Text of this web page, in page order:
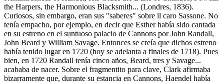
the Harpers, the Harmonious Blacksmith... (Londres, 1836).
Curiosos, sin embargo, eran sus "saberes" sobre il caro Sassone. No
tenía empacho, por ejemplo, en decir que Esther había sido cantada
en su estreno en el suntuoso palacio de Cannons por John Randall,
John Beard y William Savage. Entonces se creía que dichos estreno
había tenido lugar en 1720 (hoy se adelanta a finales de 1718). Pues
bien, en 1720 Randall tenía cinco años, Beard, tres y Savage...
acababa de nacer. Sobre el fragmentito para clave, Clark afirmaba
bizarramente que, durante su estancia en Cannons, Haendel había